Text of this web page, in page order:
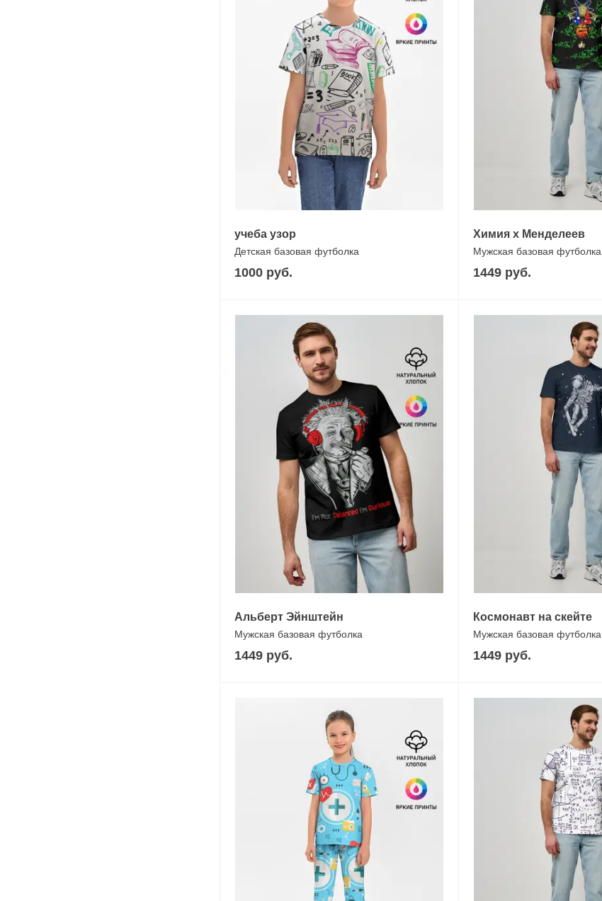
учеба узор
Детская базовая футболка
1000 руб.
Химия х Менделеев
Мужская базовая футболка
1449 руб.
Альберт Эйнштейн
Мужская базовая футболка
1449 руб.
Космонавт на скейте
Мужская базовая футболка
1449 руб.